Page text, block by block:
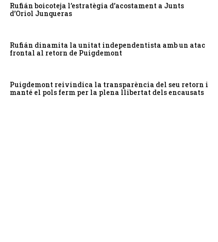
Rufián boicoteja l’estratègia d’acostament a Junts
d’Oriol Junqueras
Rufián dinamita la unitat independentista amb un atac
frontal al retorn de Puigdemont
Puigdemont reivindica la transparència del seu retorn i
manté el pols ferm per la plena llibertat dels encausats